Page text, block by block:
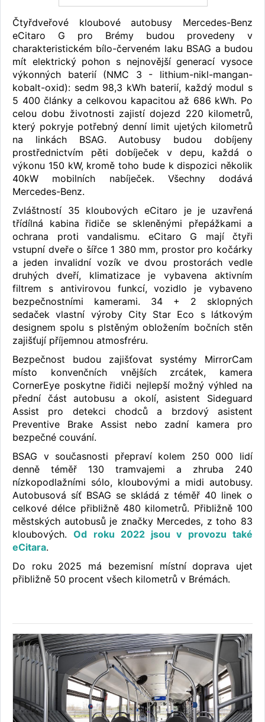
Čtyřdveřové kloubové autobusy Mercedes-Benz
eCitaro G pro Brémy budou provedeny v
charakteristickém bílo-červeném laku BSAG a budou
mít elektrický pohon s nejnovější generací vysoce
výkonných baterií (NMC 3 - lithium-nikl-mangan-
kobalt-oxid): sedm 98,3 kWh baterií, každý modul s
5 400 články a celkovou kapacitou až 686 kWh. Po
celou dobu životnosti zajistí dojezd 220 kilometrů,
který pokryje potřebný denní limit ujetých kilometrů
na linkách BSAG. Autobusy budou dobíjeny
prostřednictvím pěti dobíječek v depu, každá o
výkonu 150 kW, kromě toho bude k dispozici několik
40kW mobilních nabíječek. Všechny dodává
Mercedes-Benz.
Zvláštností 35 kloubových eCitaro je je uzavřená
třídílná kabina řidiče se skleněnými přepážkami a
ochrana proti vandalismu. eCitaro G mají čtyři
vstupní dveře o šířce 1 380 mm, prostor pro kočárky
a jeden invalidní vozík ve dvou prostorách vedle
druhých dveří, klimatizace je vybavena aktivním
filtrem s antivirovou funkcí, vozidlo je vybaveno
bezpečnostními kamerami. 34 + 2 sklopných
sedaček vlastní výroby City Star Eco s látkovým
designem spolu s plstěným obložením bočních stěn
zajišťují příjemnou atmosfréru.
Bezpečnost budou zajišťovat systémy MirrorCam
místo konvenčních vnějších zrcátek, kamera
CornerEye poskytne řidiči nejlepší možný výhled na
přední část autobusu a okolí, asistent Sideguard
Assist pro detekci chodců a brzdový asistent
Preventive Brake Assist nebo zadní kamera pro
bezpečné couvání.
BSAG v současnosti přepraví kolem 250 000 lidí
denně téměř 130 tramvajemi a zhruba 240
nízkopodlažními sólo, kloubovými a midi autobusy.
Autobusová síť BSAG se skládá z téměř 40 linek o
celkové délce přibližně 480 kilometrů. Přibližně 100
městských autobusů je značky Mercedes, z toho 83
kloubových.Od roku 2022 jsou v provozu také
eCitara.
Do roku 2025 má bezemisní místní doprava ujet
přibližně 50 procent všech kilometrů v Brémách.